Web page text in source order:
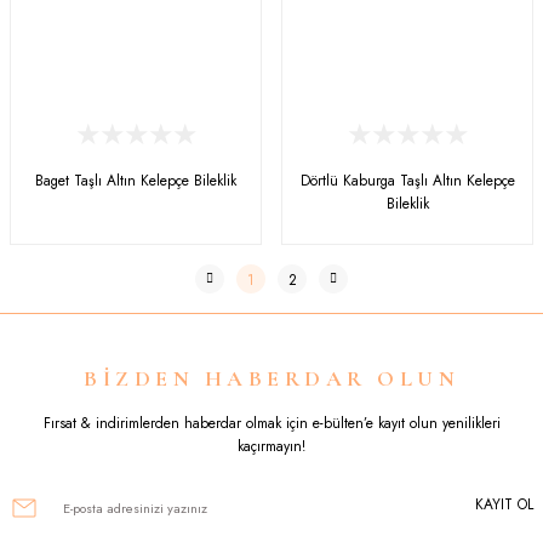
Baget Taşlı Altın Kelepçe Bileklik
Dörtlü Kaburga Taşlı Altın Kelepçe
Bileklik
1 2
BİZDEN HABERDAR OLUN
Fırsat & indirimlerden haberdar olmak için e-bülten’e kayıt olun yenilikleri
kaçırmayın!
KAYIT OL